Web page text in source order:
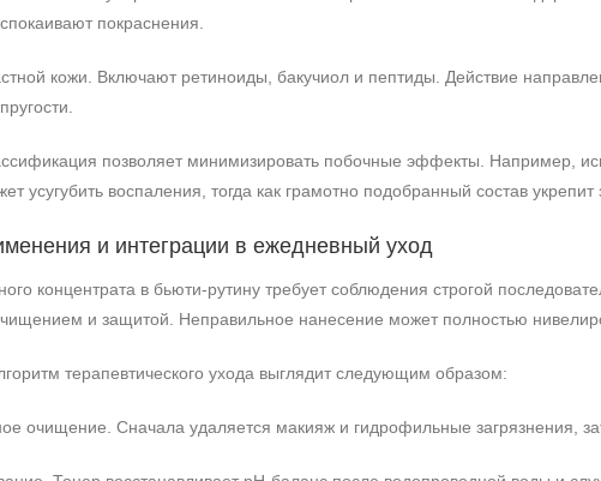
покраснения.
кожи. Включают ретиноиды, бакучиол и пептиды. Действие
позволяет минимизировать побочные эффекты. Например,
усугубить воспаления, тогда как грамотно подобранный состав
и интеграции в ежедневный уход
концентрата в бьюти-рутину требует соблюдения строгой
и защитой. Неправильное нанесение может полностью
терапевтического ухода выглядит следующим образом:
очищение. Сначала удаляется макияж и гидрофильные загрязнения,